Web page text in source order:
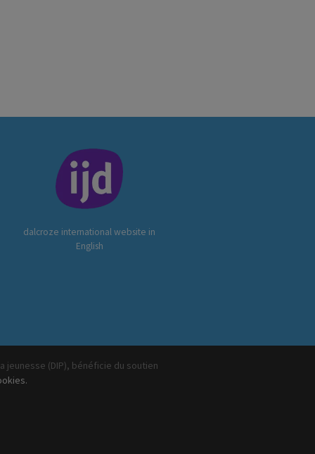
dalcroze international website in
English
(DIP), bénéficie du soutien